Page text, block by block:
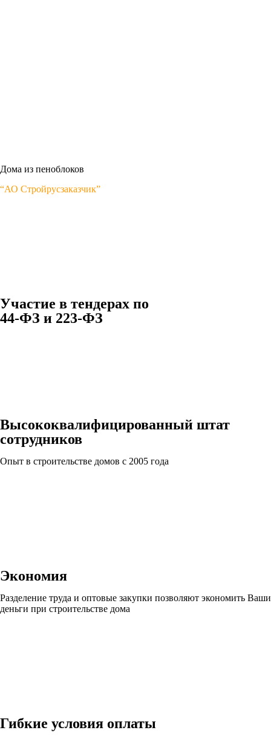
Дома из пеноблоков
“АО Стройрусзаказчик”
Участие в тендерах по
44-ФЗ и 223-ФЗ
Высококвалифицированный штат
сотрудников
Опыт в строительстве домов с 2005 года
Экономия
Разделение труда и оптовые закупки позволяют экономить Ваши
деньги при строительстве дома
Гибкие условия оплаты